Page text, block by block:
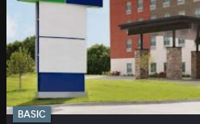
BASIC